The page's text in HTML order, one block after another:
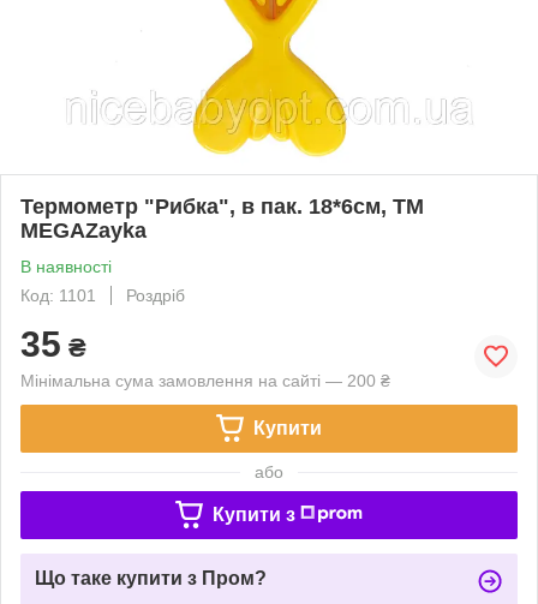
Термометр "Рибка", в пак. 18*6см, ТМ
MEGAZayka
В наявності
Код: 1101
Роздріб
35 ₴
Мінімальна сума замовлення на сайті — 200 ₴
Купити
або
Купити з
Що таке купити з Пром?